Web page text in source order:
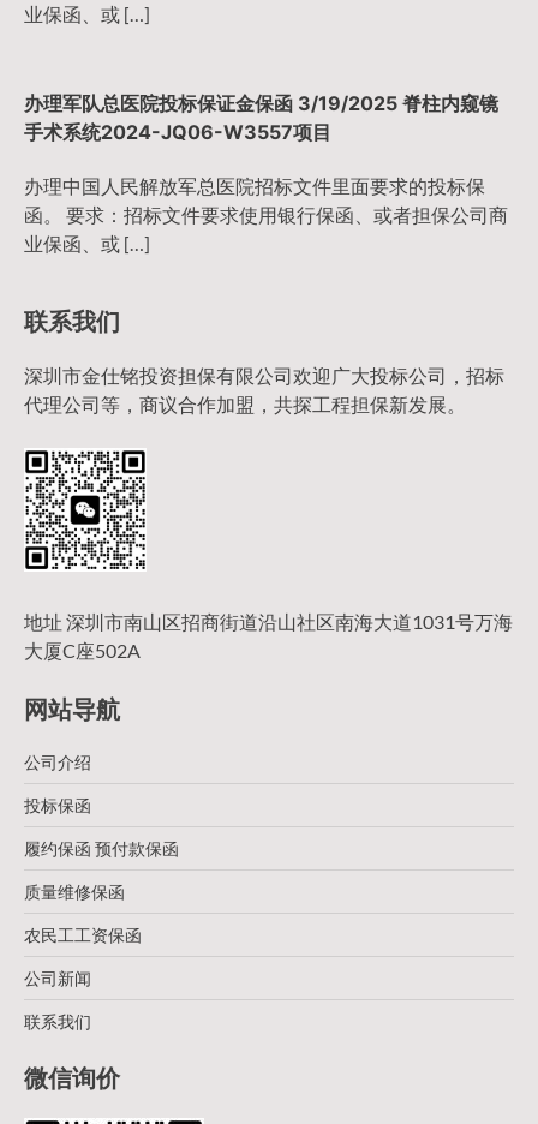
业保函、或 […]
办理军队总医院投标保证金保函 3/19/2025 脊柱内窥镜
手术系统2024-JQ06-W3557项目
办理中国人民解放军总医院招标文件里面要求的投标保
函。 要求：招标文件要求使用银行保函、或者担保公司商
业保函、或 […]
联系我们
深圳市金仕铭投资担保有限公司欢迎广大投标公司，招标
代理公司等，商议合作加盟，共探工程担保新发展。
地址 深圳市南山区招商街道沿山社区南海大道1031号万海
大厦C座502A
网站导航
公司介绍
投标保函
履约保函 预付款保函
质量维修保函
农民工工资保函
公司新闻
联系我们
微信询价